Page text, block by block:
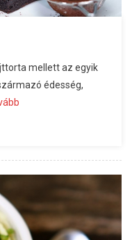
mellett az egyik
édesség,